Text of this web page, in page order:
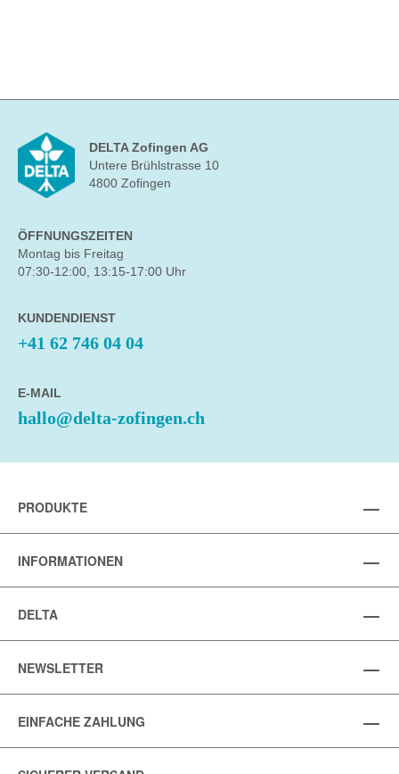
DELTA Zofingen AG
Untere Brühlstrasse 10
4800 Zofingen
ÖFFNUNGSZEITEN
Montag bis Freitag
07:30-12:00, 13:15-17:00 Uhr
KUNDENDIENST
+41 62 746 04 04
E-MAIL
hallo@delta-zofingen.ch
PRODUKTE
INFORMATIONEN
DELTA
NEWSLETTER
EINFACHE ZAHLUNG